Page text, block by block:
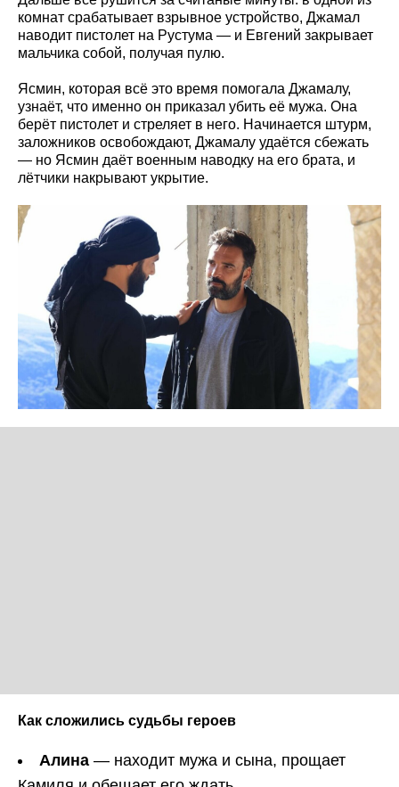
комнат срабатывает взрывное устройство, Джамал
наводит пистолет на Рустума — и Евгений закрывает
мальчика собой, получая пулю.
Ясмин, которая всё это время помогала Джамалу,
узнаёт, что именно он приказал убить её мужа. Она
берёт пистолет и стреляет в него. Начинается штурм,
заложников освобождают, Джамалу удаётся сбежать
— но Ясмин даёт военным наводку на его брата, и
лётчики накрывают укрытие.
Как сложились судьбы героев
Алина — находит мужа и сына, прощает